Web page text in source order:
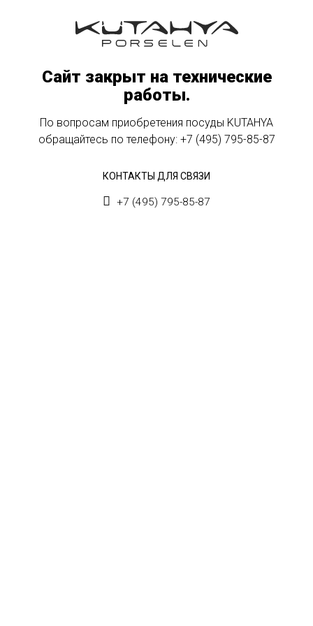
Сайт закрыт на технические
работы.
По вопросам приобретения посуды KUTAHYA
обращайтесь по телефону: +7 (495) 795-85-87
КОНТАКТЫ ДЛЯ СВЯЗИ
+7 (495) 795-85-87